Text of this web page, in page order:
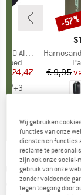
Brief
prijs
€ 24,47
+3
Artikel
€ 9,95
-57%
CRAFT -
Synthetisch
Wij gebruiken
functies van onze
diensten en functies
reclame te
zijn ook onze social-
gebruik van onze
zonder voldoende
tegen toegang door